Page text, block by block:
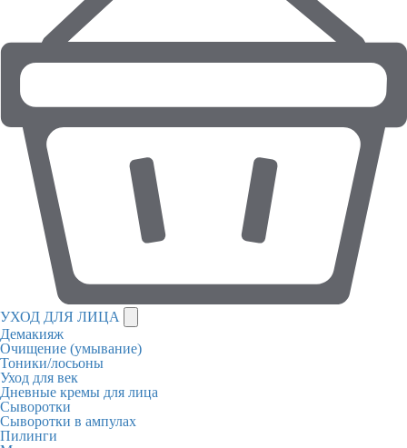
УХОД ДЛЯ ЛИЦА
Демакияж
Очищение (умывание)
Тоники/лосьоны
Уход для век
Дневные кремы для лица
Сыворотки
Сыворотки в ампулах
Пилинги